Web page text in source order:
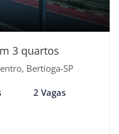
3 quartos
Bertioga-SP
2 Vagas